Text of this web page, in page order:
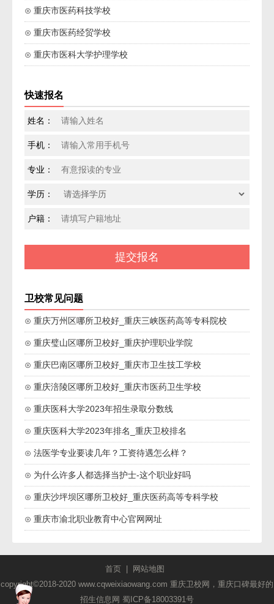
⊙ 重庆市医药科技学校
⊙ 重庆市医药经贸学校
⊙ 重庆市医科大学护理学校
快速报名
姓名：
手机：
专业：
学历：
户籍：
卫校常见问题
⊙ 重庆万州区哪所卫校好_重庆三峡医药高等专科院校
⊙ 重庆璧山区哪所卫校好_重庆护理职业学院
⊙ 重庆巴南区哪所卫校好_重庆市卫生技工学校
⊙ 重庆涪陵区哪所卫校好_重庆市医药卫生学校
⊙ 重庆医科大学2023年招生录取分数线
⊙ 重庆医科大学2023年排名_重庆卫校排名
⊙ 法医学专业要读几年？工资待遇怎么样？
⊙ 为什么许多人都选择当护士-这个职业好吗
⊙ 重庆沙坪坝区哪所卫校好_重庆医药高等专科学校
⊙ 重庆市渝北职业教育中心官网网址
首页|
网站地图
copyright©2018-2020 www.cqweixiaowang.com 重庆卫校网，重庆口碑最好的
招生信息网 蜀ICP备18003391号